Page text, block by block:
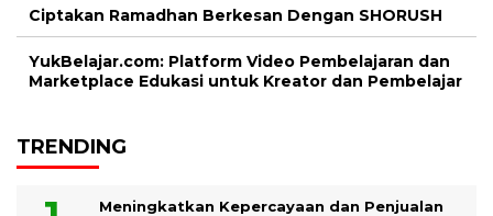
Ciptakan Ramadhan Berkesan Dengan SHORUSH
YukBelajar.com: Platform Video Pembelajaran dan
Marketplace Edukasi untuk Kreator dan Pembelajar
TRENDING
Meningkatkan Kepercayaan dan Penjualan